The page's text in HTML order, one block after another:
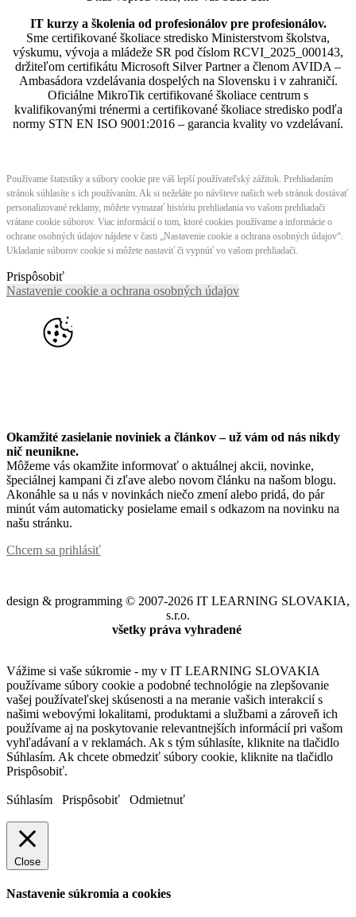
IT kurzy a školenia od profesionálov pre profesionálov.
Sme certifikované školiace stredisko Ministerstvom školstva,
výskumu, vývoja a mládeže SR pod číslom RCVI_2025_000143,
držiteľom certifikátu Microsoft Silver Partner a členom AVIDA –
Ambasádora vzdelávania dospelých na Slovensku i v zahraničí.​​​​​​​​​​​​​​​​
Oficiálne MikroTik certifikované školiace centrum s
kvalifikovanými trénermi ​​​​​​​​​​a certifikované školiace stredisko podľa
normy STN EN ISO 9001:2016 – garancia kvality vo vzdelávaní.
Používame štatistiky a súbory cookie pre váš lepší používateľský zážitok. Prehliadaním
stránok súhlasíte s ich používaním. Ak si neželáte po návšteve našich web stránok dostávať
personalizované reklamy, môžete vymazať históriu prehliadania vo vašom prehliadači
vrátane cookie súborov. Viac informácií o tom, ktoré cookies používame a informácie o
ochrane osobných údajov nájdete v časti „Nastavenie cookie a ochrana osobných údajov“.
Ukladanie súborov cookie si môžete nastaviť či vypnúť vo vašom prehliadači.
Prispôsobiť
Nastavenie cookie a ochrana osobných údajov
Okamžité zasielanie noviniek a článkov – už vám od nás nikdy
nič neunikne.
Môžeme vás okamžite informovať o aktuálnej akcii, novinke,
špeciálnej kampani či zľave alebo novom článku na našom blogu.
Akonáhle sa u nás v novinkách niečo zmení alebo pridá, do pár
minút vám automaticky posielame email s odkazom na novinku na
našu stránku.
Chcem sa prihlásiť
design & programming © 2007-2026 IT LEARNING SLOVAKIA,
s.r.o.
všetky práva vyhradené
Vážime si vaše súkromie - my v IT LEARNING SLOVAKIA
používame súbory cookie a podobné technológie na zlepšovanie
vašej používateľskej skúsenosti a na meranie vašich interakcií s
našimi webovými lokalitami, produktami a službami a zároveň ich
používame aj na poskytovanie relevantnejších informácií pri vašom
vyhľadávaní a v reklamách. Ak s tým súhlasíte, kliknite na tlačidlo
Súhlasím. Ak chcete obmedziť súbory cookie, kliknite na tlačidlo
Prispôsobiť.
Súhlasím Prispôsobiť Odmietnuť
Close
Nastavenie súkromia a cookies